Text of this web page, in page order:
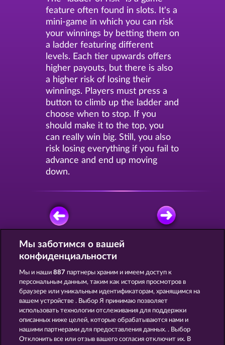
feature often found in slots. It's a
mini-game in which you can risk
your winnings by betting them on
a ladder featuring different
levels. Each tier upwards offers
higher payouts, but there is also
a higher risk of losing their
winnings. Players must press a
button to climb up the ladder and
choose when to stop. If you
should make it to the top, you
can really win big. Still, you also
risk losing everything if you fail to
advance and end up moving
down.
ИГРАТЬ БЕСПЛАТНО
FRUITS & WILDS 2 MAGIC BOOK 6
Мы заботимся о вашей
конфиденциальности
Мы и наши887 партнеры храним и имеем доступ к
персональным данным, таким как история просмотров в
браузере или уникальным идентификаторам, хранящимся на
вашем устройстве . Выбор Я принимаю позволяет
использовать технологии отслеживания для поддержки
описанных ниже целей, которые обрабатываются нами и
нашими партнерами для предоставления данных. . Выбор
Отклонить все или отзыв вашего согласия отключит их. В